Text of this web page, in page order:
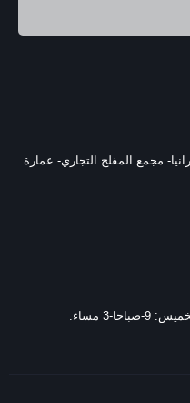
مجمع المفلح التجاري- عمارة